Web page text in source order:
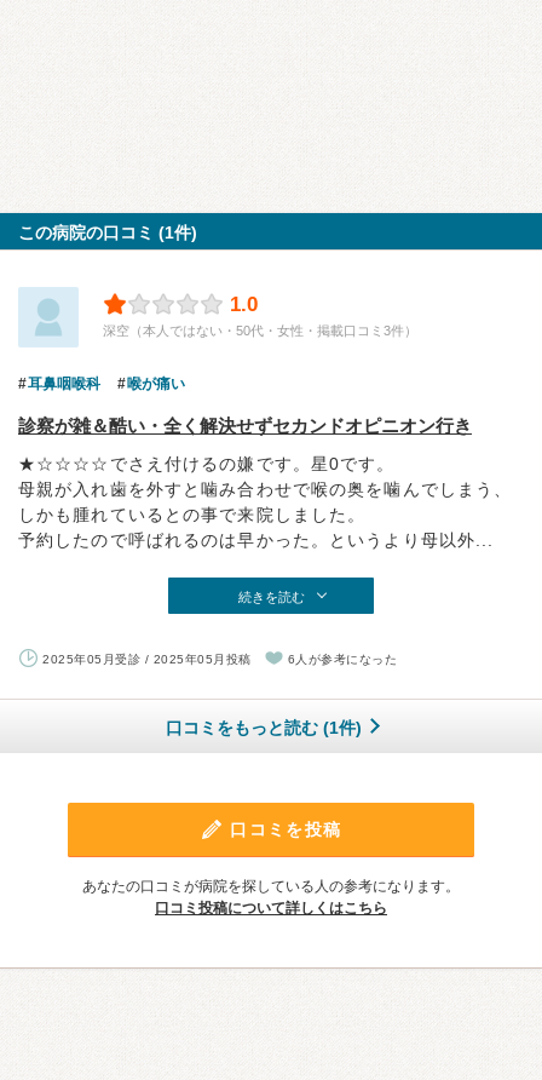
この病院の口コミ (1件)
1.0
深空（本人ではない・50代・女性・掲載口コミ3件）
耳鼻咽喉科 喉が痛い
診察が雑＆酷い・全く解決せずセカンドオピニオン行き
★‪☆‪☆‪☆‪☆でさえ付けるの嫌です。星0です。
母親が入れ歯を外すと噛み合わせで喉の奥を噛んでしまう、
しかも腫れているとの事で来院しました。
予約したので呼ばれるのは早かった。というより母以外...
続きを読む
2025年05月受診 / 2025年05月投稿 6人が参考になった
口コミをもっと読む (1件)
口コミを投稿
あなたの口コミが病院を探している人の参考になります。
口コミ投稿について詳しくはこちら